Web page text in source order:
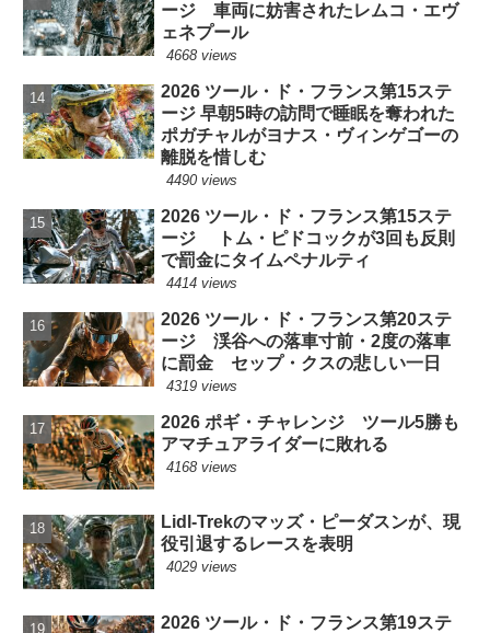
ージ 車両に妨害されたレムコ・エヴ
ェネプール
4668 views
2026 ツール・ド・フランス第15ステ
ージ 早朝5時の訪問で睡眠を奪われた
ポガチャルがヨナス・ヴィンゲゴーの
離脱を惜しむ
4490 views
2026 ツール・ド・フランス第15ステ
ージ トム・ピドコックが3回も反則
で罰金にタイムペナルティ
4414 views
2026 ツール・ド・フランス第20ステ
ージ 渓谷への落車寸前・2度の落車
に罰金 セップ・クスの悲しい一日
4319 views
2026 ポギ・チャレンジ ツール5勝も
アマチュアライダーに敗れる
4168 views
Lidl-Trekのマッズ・ピーダスンが、現
役引退するレースを表明
4029 views
2026 ツール・ド・フランス第19ステ